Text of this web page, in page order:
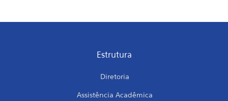
Estrutura
Diretoria
Assistência Acadêmica